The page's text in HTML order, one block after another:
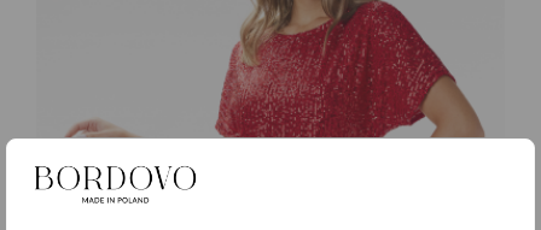
Modne sukienki na święta: jak wybrać idealną
kreację na Boże Narodzenie?